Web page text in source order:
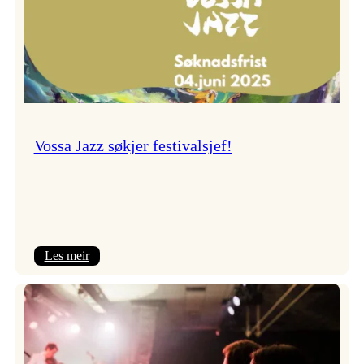
Vossa Jazz søkjer festivalsjef!
Les meir:
Jazz
søkjer